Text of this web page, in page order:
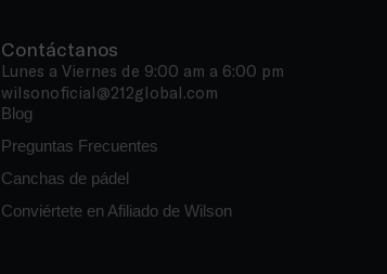
Contáctanos
Lunes a Viernes de 9:00 am a 6:00 pm
wilsonoficial@212global.com
Blog
Preguntas Frecuentes
Canchas de pádel
Conviértete en Afiliado de Wilson